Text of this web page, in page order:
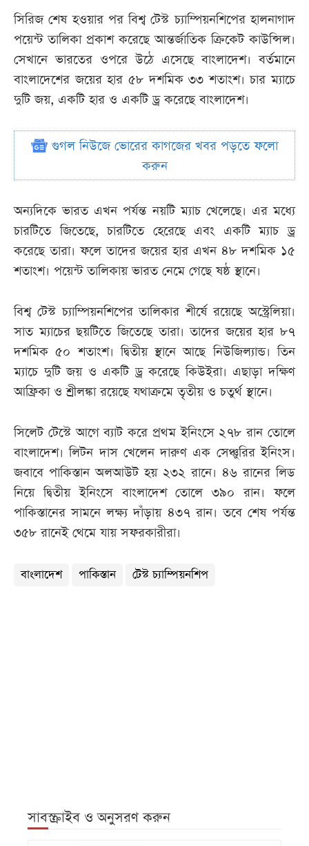
সিরিজ শেষ হওয়ার পর বিশ্ব টেস্ট চ্যাম্পিয়নশিপের হালনাগাদ
পয়েন্ট তালিকা প্রকাশ করেছে আন্তর্জাতিক ক্রিকেট কাউন্সিল।
সেখানে ভারতের ওপরে উঠে এসেছে বাংলাদেশ। বর্তমানে
বাংলাদেশের জয়ের হার ৫৮ দশমিক ৩৩ শতাংশ। চার ম্যাচে
দুটি জয়, একটি হার ও একটি ড্র করেছে বাংলাদেশ।
গুগল নিউজে ভোরের কাগজের খবর পড়তে ফলো
করুন
অন্যদিকে ভারত এখন পর্যন্ত নয়টি ম্যাচ খেলেছে। এর মধ্যে
চারটিতে জিতেছে, চারটিতে হেরেছে এবং একটি ম্যাচ ড্র
করেছে তারা। ফলে তাদের জয়ের হার এখন ৪৮ দশমিক ১৫
শতাংশ। পয়েন্ট তালিকায় ভারত নেমে গেছে ষষ্ঠ স্থানে।
বিশ্ব টেস্ট চ্যাম্পিয়নশিপের তালিকার শীর্ষে রয়েছে অস্ট্রেলিয়া।
সাত ম্যাচের ছয়টিতে জিতেছে তারা। তাদের জয়ের হার ৮৭
দশমিক ৫০ শতাংশ। দ্বিতীয় স্থানে আছে নিউজিল্যান্ড। তিন
ম্যাচে দুটি জয় ও একটি ড্র করেছে কিউইরা। এছাড়া দক্ষিণ
আফ্রিকা ও শ্রীলঙ্কা রয়েছে যথাক্রমে তৃতীয় ও চতুর্থ স্থানে।
সিলেট টেস্টে আগে ব্যাট করে প্রথম ইনিংসে ২৭৮ রান তোলে
বাংলাদেশ। লিটন দাস খেলেন দারুণ এক সেঞ্চুরির ইনিংস।
জবাবে পাকিস্তান অলআউট হয় ২৩২ রানে। ৪৬ রানের লিড
নিয়ে দ্বিতীয় ইনিংসে বাংলাদেশ তোলে ৩৯০ রান। ফলে
পাকিস্তানের সামনে লক্ষ্য দাঁড়ায় ৪৩৭ রান। তবে শেষ পর্যন্ত
৩৫৮ রানেই থেমে যায় সফরকারীরা।
বাংলাদেশ পাকিস্তান টেস্ট চ্যাম্পিয়নশিপ
সাবস্ক্রাইব ও অনুসরণ করুন